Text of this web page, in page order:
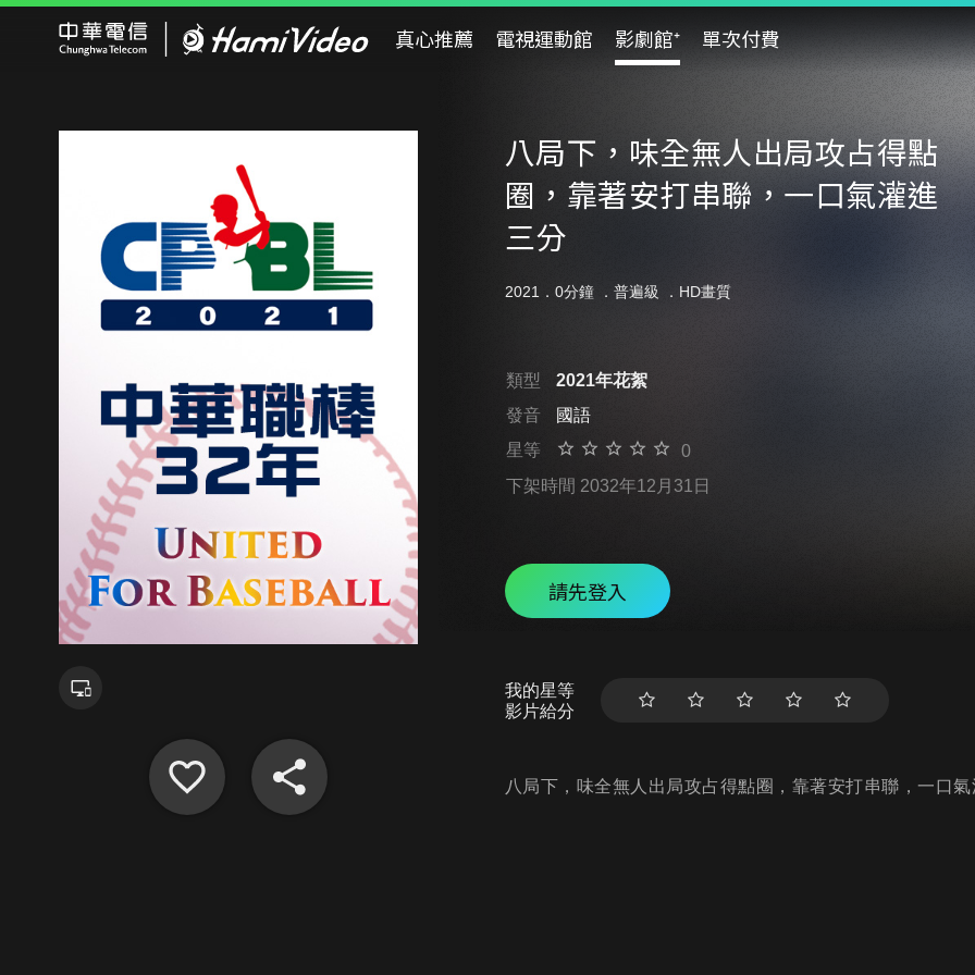
真心推薦 電視運動館 影劇館⁺ 單次付費
八局下，味全無人出局攻占得點
圈，靠著安打串聯，一口氣灌進
三分
2021．0分鐘 ． 普遍級 ．HD畫質
類型
2021年花絮
發音
國語
星等
0
下架時間 2032年12月31日
請先登入
我的星等
影片給分
八局下，味全無人出局攻占得點圈，靠著安打串聯，一口